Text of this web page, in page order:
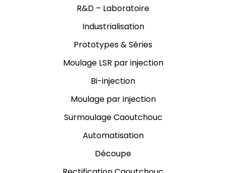
R&D – Laboratoire
Industrialisation
Prototypes & Séries
Moulage LSR par injection
Bi-injection
Moulage par injection
Surmoulage Caoutchouc
Automatisation
Découpe